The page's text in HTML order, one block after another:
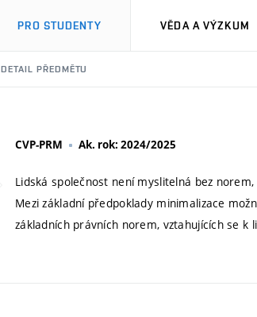
PRO STUDENTY VĚDA A VÝZKUM
DETAIL PŘEDMĚTU
CVP-PRM Ak. rok: 2024/2025
Lidská společnost není myslitelná bez
Mezi základní předpoklady minimalizace
základních právních norem, vztahujících se k